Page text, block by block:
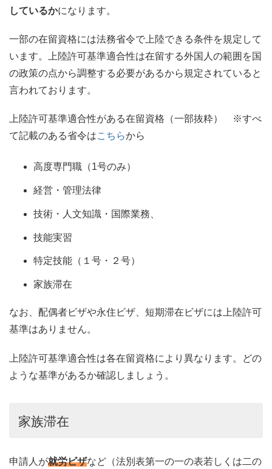
しているかになります。
一部の在留資格には法務省令で上陸できる条件を規定して
います。上陸許可基準適合性は在留する外国人の範囲を国
の政策の点から調整する必要があるから規定されていると
言われております。
上陸許可基準適合性がある在留資格（一部抜粋） ※すべ
て記載のある省令はこちらから
高度専門職（1号のみ）
経営・管理法律
技術・人文知識・国際業務、
技能実習
特定技能（１号・２号）
家族滞在
なお、配偶者ビザや永住ビザ、短期滞在ビザには上陸許可
基準はありません。
上陸許可基準適合性は各在留資格により異なります。どの
ような基準があるか確認しましょう。
家族滞在
申請人が就労ビザなど（法別表第一の一の表若しくは二の